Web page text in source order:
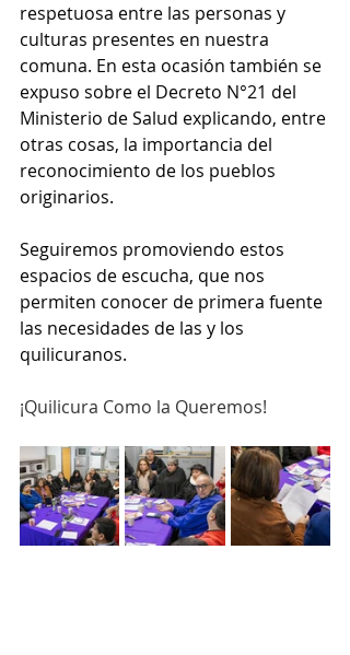
respetuosa entre las personas y
culturas presentes en nuestra
comuna. En esta ocasión también se
expuso sobre el Decreto N°21 del
Ministerio de Salud explicando, entre
otras cosas, la importancia del
reconocimiento de los pueblos
originarios.
Seguiremos promoviendo estos
espacios de escucha, que nos
permiten conocer de primera fuente
las necesidades de las y los
quilicuranos.
¡Quilicura Como la Queremos!